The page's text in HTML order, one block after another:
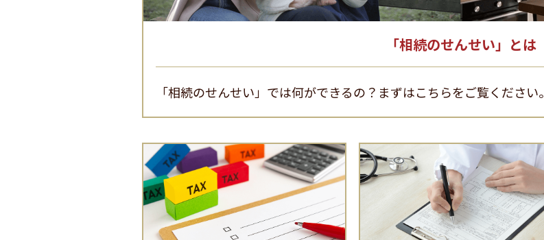
「相続のせんせい」とは
「相続のせんせい」では何ができるの？まずはこちらをご覧ください。